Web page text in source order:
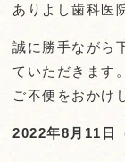
ありよし歯科医
誠に勝手ながら
ていただきます。
ご不便をおかけ
2022年8月11 日